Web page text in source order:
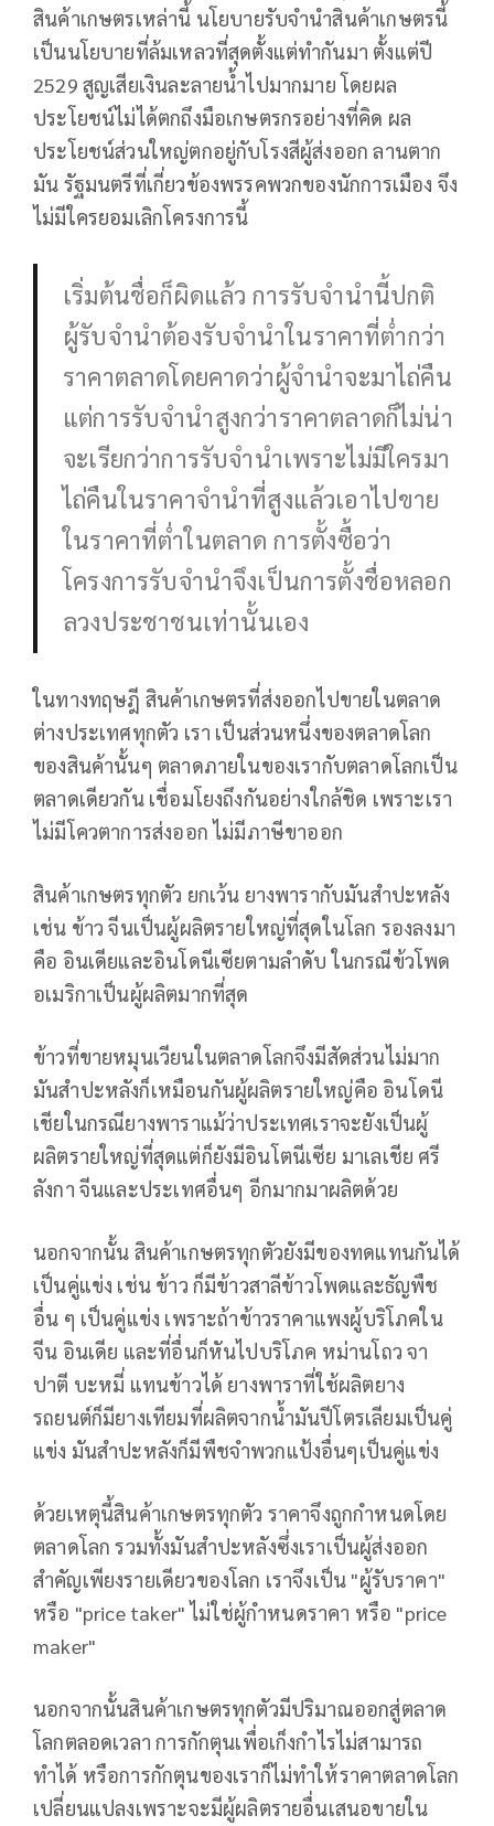
สินค้าเกษตรเหล่านี้ นโยบายรับจำนำสินค้าเกษตรนี้
เป็นนโยบายที่ล้มเหลวที่สุดตั้งแต่ทำกันมา ตั้งแต่ปี
2529 สูญเสียเงินละลายน้ำไปมากมาย โดยผล
ประโยชน์ไม่ได้ตกถึงมือเกษตรกรอย่างที่คิด ผล
ประโยชน์ส่วนใหญ่ตกอยู่กับโรงสีผู้ส่งออก ลานตาก
มัน รัฐมนตรีที่เกี่ยวข้องพรรคพวกของนักการเมือง จึง
ไม่มีใครยอมเลิกโครงการนี้
เริ่มต้นชื่อก็ผิดแล้ว การรับจำนำนี้ปกติ
ผู้รับจำนำต้องรับจำนำในราคาที่ต่ำกว่า
ราคาตลาดโดยคาดว่าผู้จำนำจะมาไถ่คืน
แต่การรับจำนำสูงกว่าราคาตลาดก็ไม่น่า
จะเรียกว่าการรับจำนำเพราะไม่มีใครมา
ไถ่คืนในราคาจำนำที่สูงแล้วเอาไปขาย
ในราคาที่ต่ำในตลาด การตั้งซื้อว่า
โครงการรับจำนำจึงเป็นการตั้งชื่อหลอก
ลวงประชาชนเท่านั้นเอง
ในทางทฤษฎี สินค้าเกษตรที่ส่งออกไปขายในตลาด
ต่างประเทศทุกตัว เรา เป็นส่วนหนึ่งของตลาดโลก
ของสินค้านั้นๆ ตลาดภายในของเรากับตลาดโลกเป็น
ตลาดเดียวกัน เชื่อมโยงถึงกันอย่างใกล้ชิด เพราะเรา
ไม่มีโควตาการส่งออก ไม่มีภาษีขาออก
สินค้าเกษตรทุกตัว ยกเว้น ยางพารากับมันสำปะหลัง
เช่น ข้าว จีนเป็นผู้ผลิตรายใหญ่ที่สุดในโลก รองลงมา
คือ อินเดียและอินโดนีเซียตามลำดับ ในกรณีข้วโพด
อเมริกาเป็นผู้ผลิตมากที่สุด
ข้าวที่ขายหมุนเวียนในตลาดโลกจึงมีสัดส่วนไม่มาก
มันสำปะหลังก็เหมือนกันผู้ผลิตรายใหญ่คือ อินโดนี
เชียในกรณียางพาราแม้ว่าประเทศเราจะยังเป็นผู้
ผลิตรายใหญ่ที่สุดแต่ก็ยังมีอินโตนีเซีย มาเลเชีย ศรี
ลังกา จีนและประเทศอื่นๆ อีกมากมาผลิตด้วย
นอกจากนั้น สินค้าเกษตรทุกตัวยังมีของทดแทนกันได้
เป็นคู่แข่ง เช่น ข้าว ก็มีข้าวสาลีข้าวโพดและธัญพืช
อื่น ๆ เป็นคู่แข่ง เพราะถ้าข้าวราคาแพงผู้บริโภคใน
จีน อินเดีย และที่อื่นก็หันไปบริโภค หม่านโถว จา
ปาตี บะหมี่ แทนข้าวได้ ยางพาราที่ใช้ผลิตยาง
รถยนต์ก็มียางเทียมที่ผลิตจากน้ำมันปีโตรเลียมเป็นคู่
แข่ง มันสำปะหลังก็มีพืชจำพวกแป้งอื่นๆเป็นคู่แข่ง
ด้วยเหตุนี้สินค้าเกษตรทุกตัว ราคาจึงถูกกำหนดโดย
ตลาดโลก รวมทั้งมันสำปะหลังซึ่งเราเป็นผู้ส่งออก
สำคัญเพียงรายเดียวของโลก เราจึงเป็น "ผู้รับราคา"
หรือ "price taker" ไม่ใช่ผู้กำหนดราคา หรือ "price
maker"
นอกจากนั้นสินค้าเกษตรทุกตัวมีปริมาณออกสู่ตลาด
โลกตลอดเวลา การกักตุนเพื่อเก็งกำไรไม่สามารถ
ทำได้ หรือการกักตุนของเราก็ไม่ทำให้ราคาตลาดโลก
เปลี่ยนแปลงเพราะจะมีผู้ผลิตรายอื่นเสนอขายใน